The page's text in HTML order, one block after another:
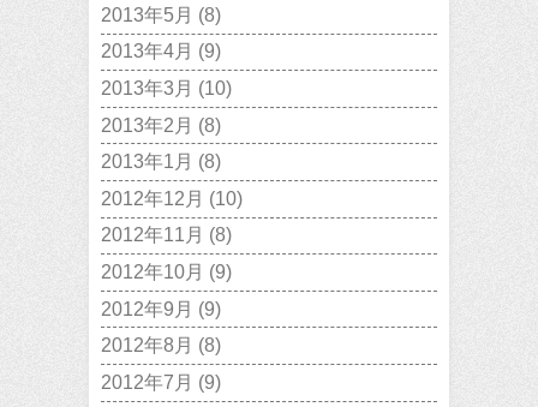
2013年5月 (8)
2013年4月 (9)
2013年3月 (10)
2013年2月 (8)
2013年1月 (8)
2012年12月 (10)
2012年11月 (8)
2012年10月 (9)
2012年9月 (9)
2012年8月 (8)
2012年7月 (9)